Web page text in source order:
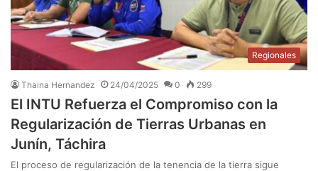
Regionales
Thaina Hernandez 24/04/2025 0 299
El INTU Refuerza el Compromiso con la
Regularización de Tierras Urbanas en
Junín, Táchira
El proceso de regularización de la tenencia de la tierra sigue